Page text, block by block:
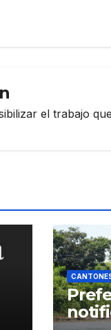
el trabajo